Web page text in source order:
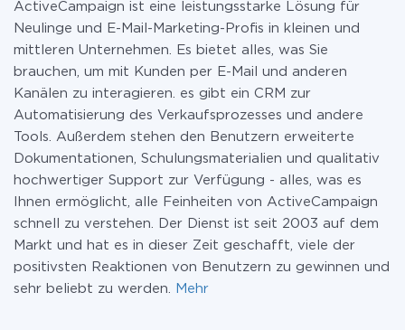
ActiveCampaign ist eine leistungsstarke Lösung für
Neulinge und E-Mail-Marketing-Profis in kleinen und
mittleren Unternehmen. Es bietet alles, was Sie
brauchen, um mit Kunden per E-Mail und anderen
Kanälen zu interagieren. es gibt ein CRM zur
Automatisierung des Verkaufsprozesses und andere
Tools. Außerdem stehen den Benutzern erweiterte
Dokumentationen, Schulungsmaterialien und qualitativ
hochwertiger Support zur Verfügung - alles, was es
Ihnen ermöglicht, alle Feinheiten von ActiveCampaign
schnell zu verstehen. Der Dienst ist seit 2003 auf dem
Markt und hat es in dieser Zeit geschafft, viele der
positivsten Reaktionen von Benutzern zu gewinnen und
sehr beliebt zu werden.
Mehr